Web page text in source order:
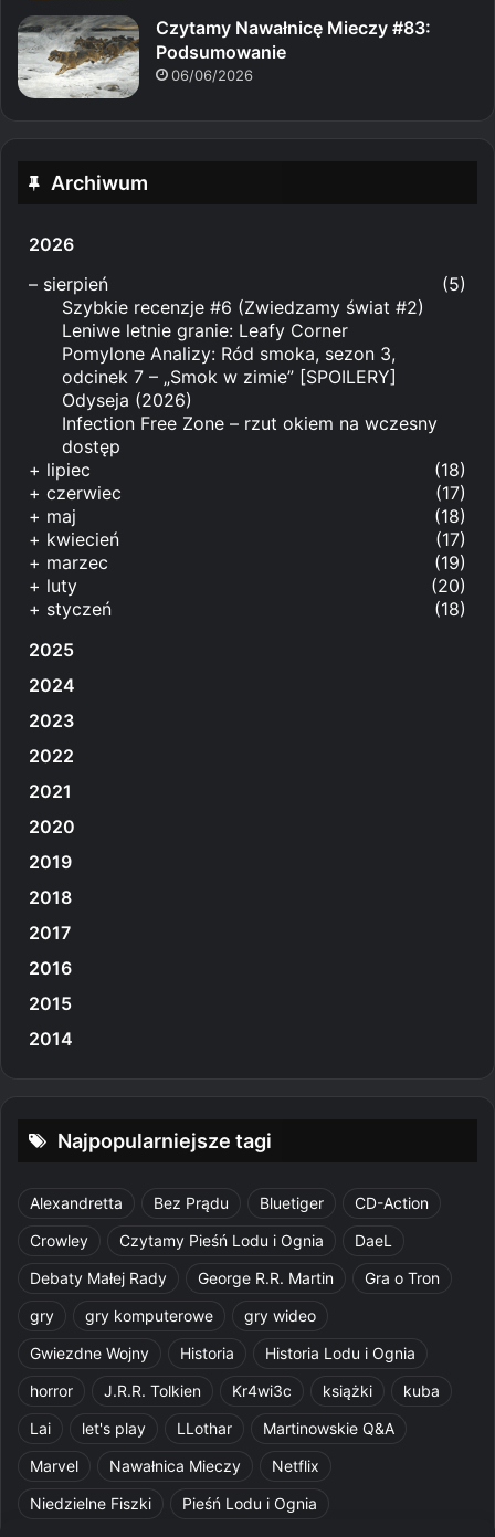
Czytamy Nawałnicę Mieczy #83:
Podsumowanie
06/06/2026
Archiwum
2026
– sierpień
(5)
Szybkie recenzje #6 (Zwiedzamy świat #2)
Leniwe letnie granie: Leafy Corner
Pomylone Analizy: Ród smoka, sezon 3,
odcinek 7 – „Smok w zimie” [SPOILERY]
Odyseja (2026)
Infection Free Zone – rzut okiem na wczesny
dostęp
+ lipiec
(18)
+ czerwiec
(17)
+ maj
(18)
+ kwiecień
(17)
+ marzec
(19)
+ luty
(20)
+ styczeń
(18)
2025
2024
2023
2022
2021
2020
2019
2018
2017
2016
2015
2014
Najpopularniejsze tagi
Alexandretta Bez Prądu Bluetiger
CD-Action
Crowley
Czytamy Pieśń Lodu i Ognia
DaeL
Debaty Małej Rady
George R.R. Martin
Gra o Tron
gry
gry komputerowe
gry wideo
Gwiezdne Wojny
Historia
Historia Lodu i Ognia
horror
J.R.R. Tolkien Kr4wi3c książki
kuba
Lai
let's play LLothar
Martinowskie Q&A
Marvel
Nawałnica Mieczy
Netflix
Niedzielne Fiszki
Pieśń Lodu i Ognia